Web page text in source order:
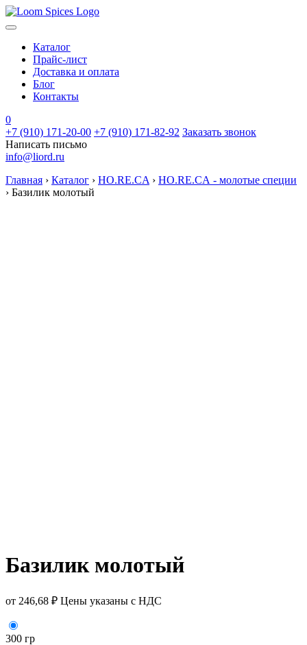
Каталог
Прайс-лист
Доставка и оплата
Блог
Контакты
0
+7 (910) 171-20-00 +7 (910) 171-82-92 Заказать звонок
Написать письмо
info@liord.ru
Главная › Каталог › HO.RE.CA › HO.RE.CА - молотые специи
› Базилик молотый
Базилик молотый
от 246,68 ₽ Цены указаны с НДС
300 гр